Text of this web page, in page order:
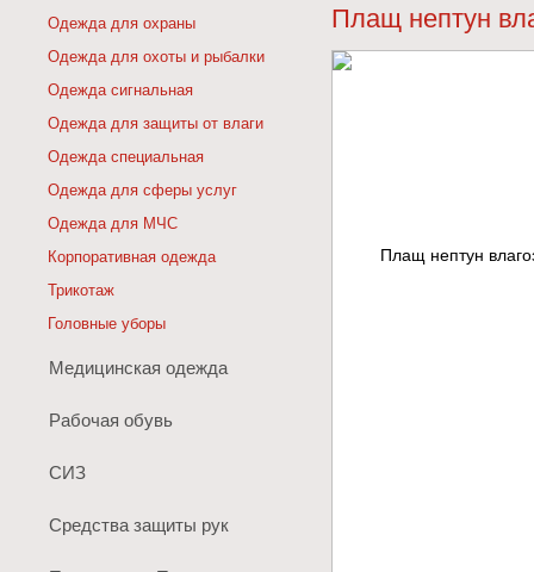
Одежда для охраны
Одежда для охоты и рыбалки
Одежда сигнальная
Одежда для защиты от влаги
Одежда специальная
Одежда для сферы услуг
Одежда для МЧС
Корпоративная одежда
Трикотаж
Головные уборы
Медицинская одежда
Рабочая обувь
СИЗ
Средства защиты рук
Плащ нептун